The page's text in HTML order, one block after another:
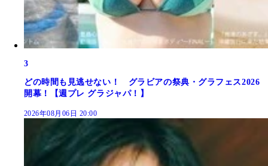
3
どの時間も見逃せない！ グラビアの祭典・グラフェス2026
開幕！【週プレ グラジャパ！】
2026年08月06日 20:00